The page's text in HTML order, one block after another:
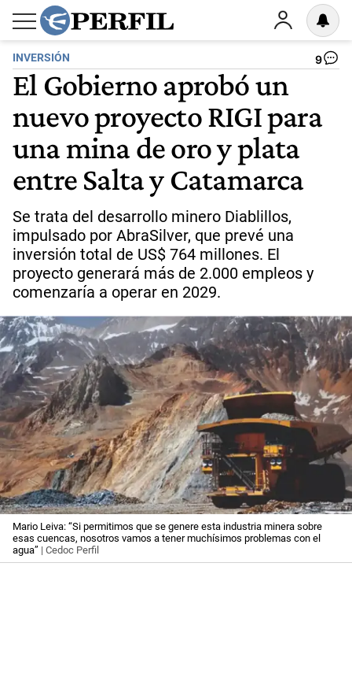
INVERSIÓN 9
El Gobierno aprobó un
nuevo proyecto RIGI para
una mina de oro y plata
entre Salta y Catamarca
Se trata del desarrollo minero Diablillos,
impulsado por AbraSilver, que prevé una
inversión total de US$ 764 millones. El
proyecto generará más de 2.000 empleos y
comenzaría a operar en 2029.
Mario Leiva: “Si permitimos que se genere esta industria minera sobre
esas cuencas, nosotros vamos a tener muchísimos problemas con el
agua” | Cedoc Perfil